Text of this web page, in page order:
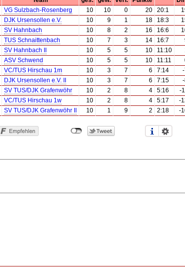
VG Sulzbach-Rosenberg 10 10 0 20 20:1
DJK Ursensollen e.V. 10 9 1 18 18:3
SV Hahnbach 10 8 2 16 16:6
TUS Schnaittenbach 10 7 3 14 16:7
SV Hahnbach II 10 5 5 10 11:10
ASV Schwend 10 5 5 10 11:11
VC/TUS Hirschau 1m 10 3 7 6 7:14
DJK Ursensollen e.V. II 10 3 7 6 7:15
SV TUS/DJK Grafenwöhr 10 2 8 4 5:16 -
VC/TUS Hirschau 1w 10 2 8 4 5:17 -
SV TUS/DJK Grafenwöhr II 10 1 9 2 2:18 -